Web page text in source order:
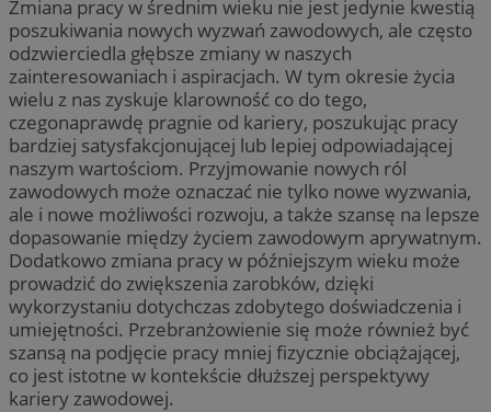
Zmiana pracy w średnim wieku nie jest jedynie kwestią
poszukiwania nowych wyzwań zawodowych, ale często
odzwierciedla głębsze zmiany w naszych
zainteresowaniach i aspiracjach. W tym okresie życia
wielu z nas zyskuje klarowność co do tego,
czegonaprawdę pragnie od kariery, poszukując pracy
bardziej satysfakcjonującej lub lepiej odpowiadającej
naszym wartościom. Przyjmowanie nowych ról
zawodowych może oznaczać nie tylko nowe wyzwania,
ale i nowe możliwości rozwoju, a także szansę na lepsze
dopasowanie między życiem zawodowym aprywatnym.
Dodatkowo zmiana pracy w późniejszym wieku może
prowadzić do zwiększenia zarobków, dzięki
wykorzystaniu dotychczas zdobytego doświadczenia i
umiejętności. Przebranżowienie się może również być
szansą na podjęcie pracy mniej fizycznie obciążającej,
co jest istotne w kontekście dłuższej perspektywy
kariery zawodowej.